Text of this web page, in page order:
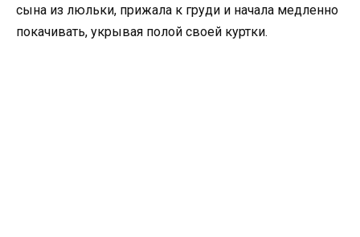
сына из люльки, прижала к груди и начала медленно
покачивать, укрывая полой своей куртки.